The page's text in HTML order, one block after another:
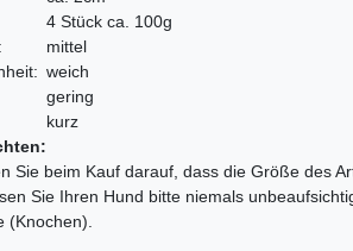
4 Stück ca. 100g
mittel
weich
gering
kurz
Sie beim Kauf darauf, dass die Größe des
Sie Ihren Hund bitte niemals
(Knochen).